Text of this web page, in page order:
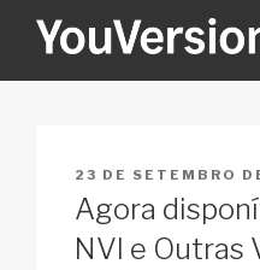
YOUVERSION
PUBLICADO
EM
23 DE SETEMBRO
Agora
NVI e Outras